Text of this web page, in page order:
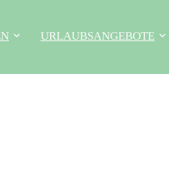
URLAUBSANGEBOTE